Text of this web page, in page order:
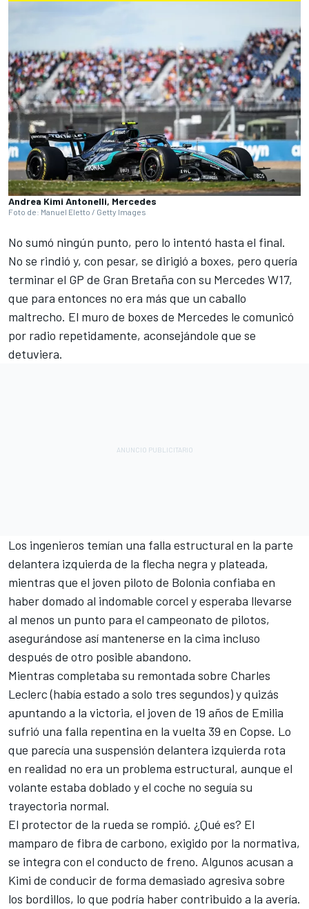
Andrea Kimi Antonelli, Mercedes
Foto de: Manuel Eletto / Getty Images
No sumó ningún punto, pero lo intentó hasta el final.
No se rindió y, con pesar, se dirigió a boxes, pero quería
terminar el GP de Gran Bretaña con su Mercedes W17,
que para entonces no era más que un caballo
maltrecho. El muro de boxes de Mercedes le comunicó
por radio repetidamente, aconsejándole que se
detuviera.
Los ingenieros temían una falla estructural en la parte
delantera izquierda de la flecha negra y plateada,
mientras que el joven piloto de Bolonia confiaba en
haber domado al indomable corcel y esperaba llevarse
al menos un punto para el campeonato de pilotos,
asegurándose así mantenerse en la cima incluso
después de otro posible abandono.
Mientras completaba su remontada sobre Charles
Leclerc (había estado a solo tres segundos) y quizás
apuntando a la victoria, el joven de 19 años de Emilia
sufrió una falla repentina en la vuelta 39 en Copse. Lo
que parecía una suspensión delantera izquierda rota
en realidad no era un problema estructural, aunque el
volante estaba doblado y el coche no seguía su
trayectoria normal.
El protector de la rueda se rompió. ¿Qué es? El
mamparo de fibra de carbono, exigido por la normativa,
se integra con el conducto de freno. Algunos acusan a
Kimi de conducir de forma demasiado agresiva sobre
los bordillos, lo que podría haber contribuido a la avería.